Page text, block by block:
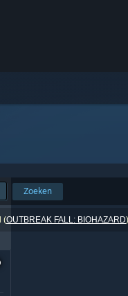
Zoeken
(OUTBREAK FALL: BIOHAZARD